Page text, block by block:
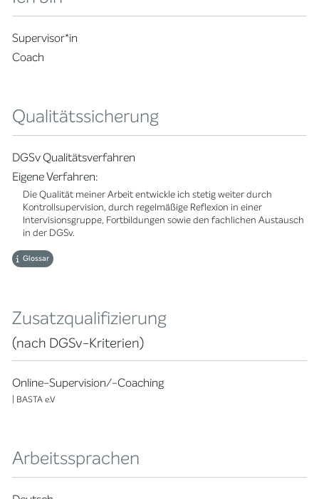
Supervisor*in
Coach
Qualitätssicherung
DGSv Qualitätsverfahren
Eigene Verfahren:
Die Qualität meiner Arbeit entwickle ich stetig weiter durch
Kontrollsupervision, durch regelmäßige Reflexion in einer
Intervisionsgruppe, Fortbildungen sowie den fachlichen Austausch
in der DGSv.
Glossar
Zusatzqualifizierung
(nach DGSv-Kriterien)
Online-Supervision/-Coaching
| BASTA e.V
Arbeitssprachen